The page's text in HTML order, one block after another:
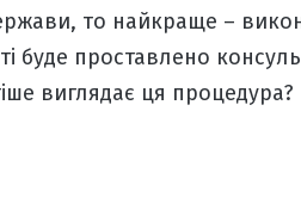
то найкраще –
буде проставлено
виглядає ця